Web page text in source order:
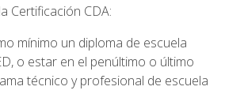
Certificación CDA:
mínimo un diploma de escuela
o estar en el penúltimo o último
técnico y profesional de escuela